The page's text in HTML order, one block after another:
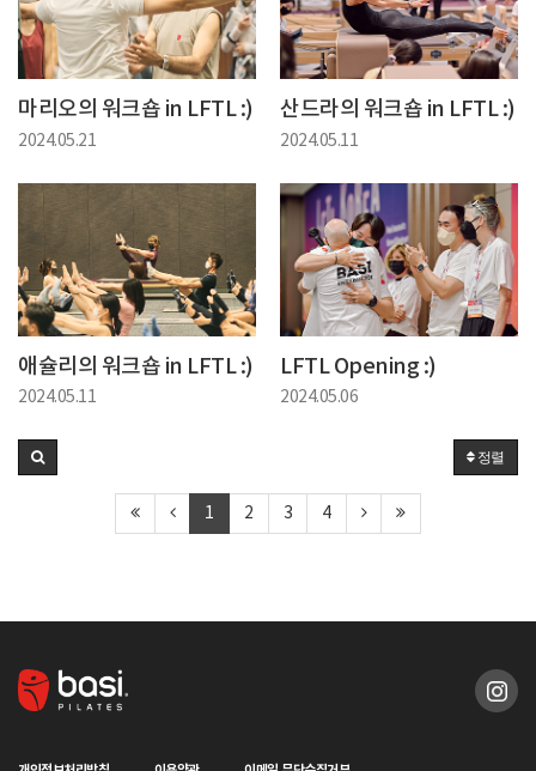
마리오의 워크숍 in LFTL :)
2024.05.21
산드라의 워크숍 in LFTL :)
2024.05.11
애슐리의 워크숍 in LFTL :)
2024.05.11
LFTL Opening :)
2024.05.06
정렬
1 2 3 4